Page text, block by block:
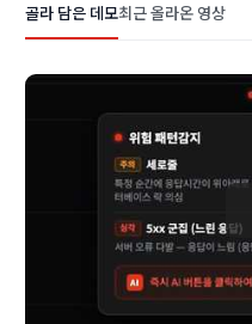
골라 담은 데모최근 올라온 영상